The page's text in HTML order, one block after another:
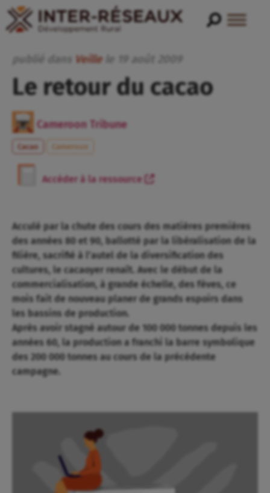
publié dans Veille le août
Le retour du cacao
Cameroon Tribune
Cacao Cameroun
Accéder à la ressource
Acculé par la chute des cours des matières premières
des années 80 et 90, ballotté par la libéralisation de la
filière, sacrifié à l’autel de la diversification des
cultures, le cacaoyer renaît. Avec le début de la
commercialisation, à grande échelle, des fèves, ce
mois fait de nouveau planer de grands espoirs dans
les bassins de production.
Après avoir stagné autour de 100 000 tonnes depuis les
années 60, la production a franchi la barre symbolique
des 200 000 tonnes au cours de la précédente
campagne.